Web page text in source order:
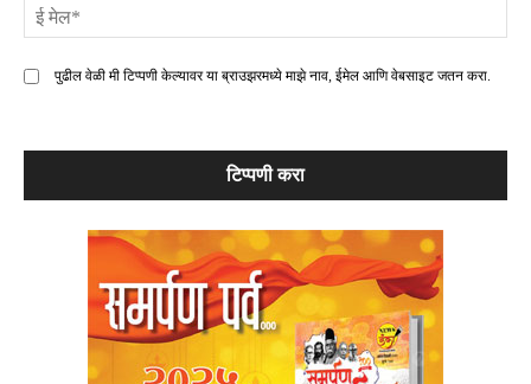
पुढील वेळी मी टिप्पणी केल्यावर या ब्राउझरमध्ये माझे नाव, ईमेल आणि वेबसाइट जतन करा.